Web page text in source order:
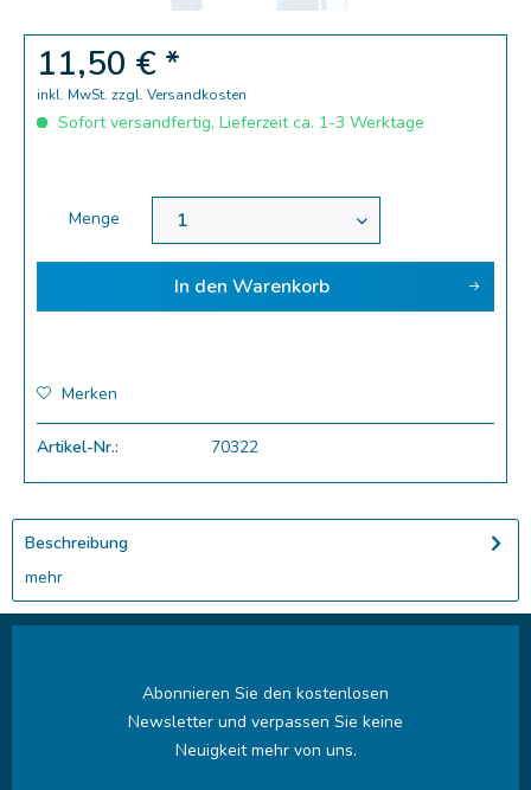
11,50 € *
inkl. MwSt. zzgl. Versandkosten
Sofort versandfertig, Lieferzeit ca. 1-3 Werktage
Menge
In den Warenkorb
Merken
Artikel-Nr.: 70322
Beschreibung
mehr
Abonnieren Sie den kostenlosen
Newsletter und verpassen Sie keine
Neuigkeit mehr von uns.